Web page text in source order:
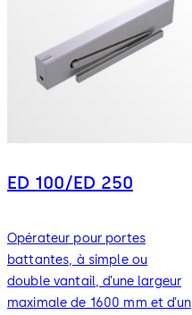
ED 100/ED 250
Opérateur pour portes
battantes, à simple ou
double vantail, d’une largeur
maximale de 1600 mm et d’un